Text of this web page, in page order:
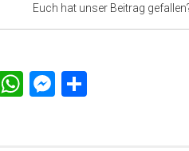
Euch hat unser Beitrag
WhatsApp
Messenger